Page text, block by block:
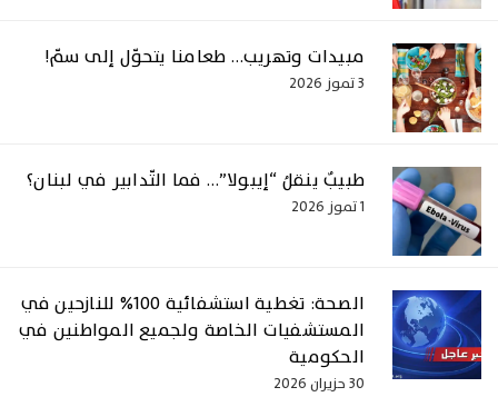
مبيدات وتهريب… طعامنا يتحوّل إلى سمّ!
3 تموز 2026
طبيبٌ ينقلُ “إيبولا”… فما التّدابير في لبنان؟
1 تموز 2026
الصحة: تغطية استشفائية 100% للنازحين في
المستشفيات الخاصة ولجميع المواطنين في
الحكومية
30 حزيران 2026